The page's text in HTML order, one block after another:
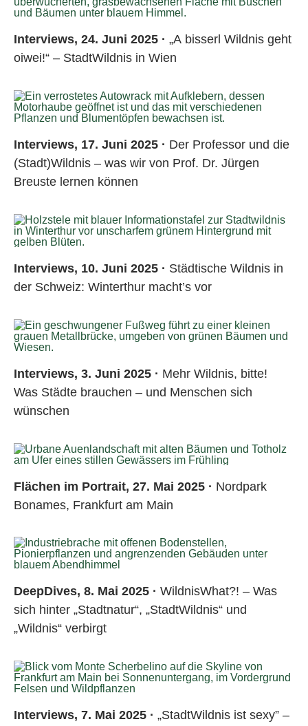
Interviews, 24. Juni 2025 · „A bisserl Wildnis geht
oiwei!“ – StadtWildnis in Wien
Interviews, 17. Juni 2025 · Der Professor und die
(Stadt)Wildnis – was wir von Prof. Dr. Jürgen
Breuste lernen können
Interviews, 10. Juni 2025 · Städtische Wildnis in
der Schweiz: Winterthur macht’s vor
Interviews, 3. Juni 2025 · Mehr Wildnis, bitte!
Was Städte brauchen – und Menschen sich
wünschen
Flächen im Portrait, 27. Mai 2025 · Nordpark
Bonames, Frankfurt am Main
DeepDives, 8. Mai 2025 · WildnisWhat?! – Was
sich hinter „Stadtnatur“, „StadtWildnis“ und
„Wildnis“ verbirgt
Interviews, 7. Mai 2025 · „StadtWildnis ist sexy” –